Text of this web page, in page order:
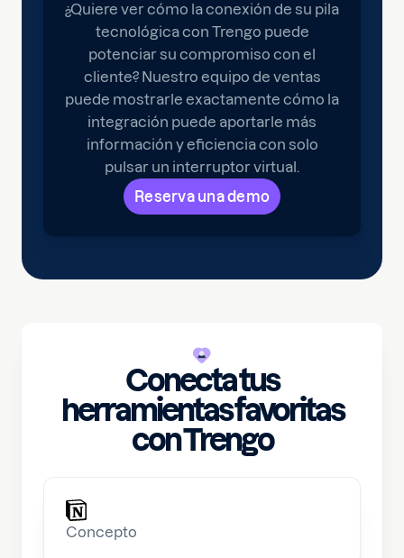
¿Quiere ver cómo la conexión de su pila
tecnológica con Trengo puede
potenciar su compromiso con el
cliente? Nuestro equipo de ventas
puede mostrarle exactamente cómo la
integración puede aportarle más
información y eficiencia con solo
pulsar un interruptor virtual.
Reserva una demo
Conecta tus
herramientas favoritas
con Trengo
Concepto